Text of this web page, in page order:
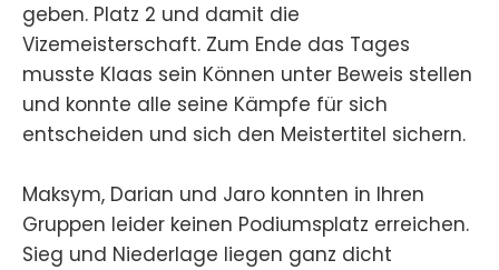
geben. Platz 2 und damit die
Vizemeisterschaft. Zum Ende das Tages
musste Klaas sein Können unter Beweis stellen
und konnte alle seine Kämpfe für sich
entscheiden und sich den Meistertitel sichern.
Maksym, Darian und Jaro konnten in Ihren
Gruppen leider keinen Podiumsplatz erreichen.
Sieg und Niederlage liegen ganz dicht